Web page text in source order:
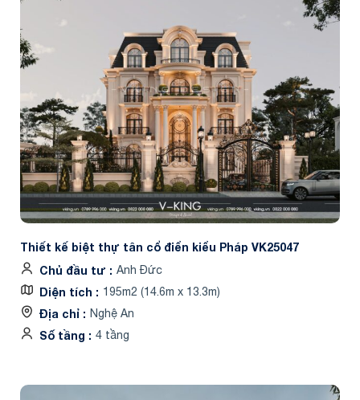
Thiết kế biệt thự tân cổ điển kiểu Pháp VK25047
Chủ đầu tư
Anh Đức
Diện tích 195m2 (14.6m x 13.3m)
Địa chỉ Nghệ An
Số tầng 4 tầng